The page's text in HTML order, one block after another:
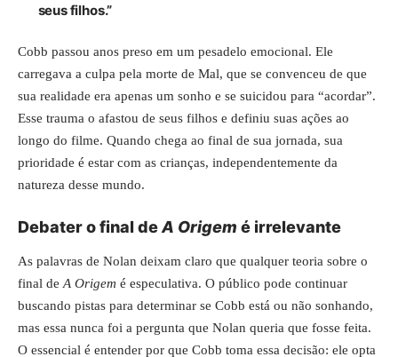
seus filhos.”
Cobb passou anos preso em um pesadelo emocional. Ele
carregava a culpa pela morte de Mal, que se convenceu de que
sua realidade era apenas um sonho e se suicidou para “acordar”.
Esse trauma o afastou de seus filhos e definiu suas ações ao
longo do filme. Quando chega ao final de sua jornada, sua
prioridade é estar com as crianças, independentemente da
natureza desse mundo.
Debater o final deA Origem é irrelevante
As palavras de Nolan deixam claro que qualquer teoria sobre o
final de A Origem é especulativa. O público pode continuar
buscando pistas para determinar se Cobb está ou não sonhando,
mas essa nunca foi a pergunta que Nolan queria que fosse feita.
O essencial é entender por que Cobb toma essa decisão: ele opta